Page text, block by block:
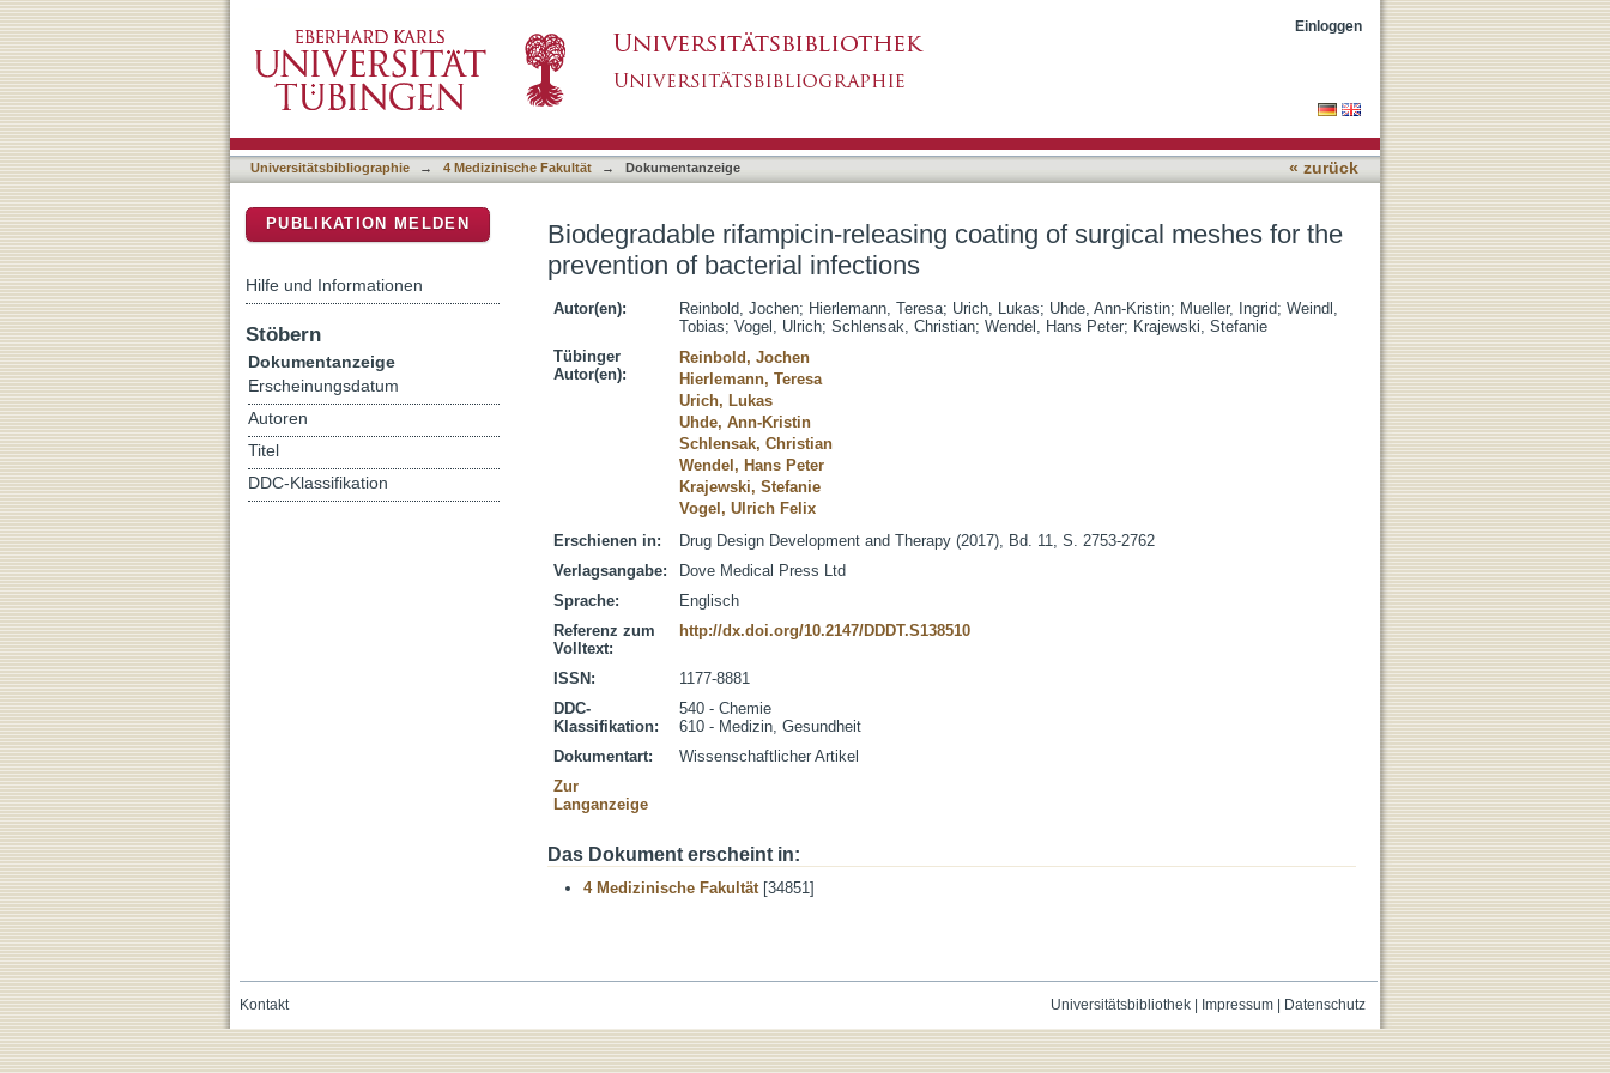
infections
Einloggen
Universitätsbibliographie → 4 Medizinische Fakultät → Dokumentanzeige « zurück
Biodegradable rifampicin-releasing coating of surgical meshes for the
prevention of bacterial infections
Autor(en): Reinbold, Jochen; Hierlemann, Teresa; Urich, Lukas; Uhde, Ann-Kristin; Mueller, Ingrid; Weindl,
Tobias; Vogel, Ulrich; Schlensak, Christian; Wendel, Hans Peter; Krajewski, Stefanie
Tübinger
Autor(en):
Reinbold, Jochen
Hierlemann, Teresa
Urich, Lukas
Uhde, Ann-Kristin
Schlensak, Christian
Wendel, Hans Peter
Krajewski, Stefanie
Vogel, Ulrich Felix
Erschienen in:
Drug Design Development and Therapy (2017), Bd. 11, S. 2753-2762
Verlagsangabe:
Dove Medical Press Ltd
Sprache:
Englisch
Referenz zum
Volltext:
http://dx.doi.org/10.2147/DDDT.S138510
ISSN:
1177-8881
DDC-
Klassifikation:
540 - Chemie
610 - Medizin, Gesundheit
Dokumentart:
Wissenschaftlicher Artikel
Zur
Langanzeige
Das Dokument erscheint in:
4 Medizinische Fakultät[34851]
PUBLIKATION MELDEN
Hilfe und Informationen
Stöbern
Dokumentanzeige
Erscheinungsdatum
Autoren
Titel
DDC-Klassifikation
Universitätsbibliothek| Impressum| Datenschutz
Kontakt